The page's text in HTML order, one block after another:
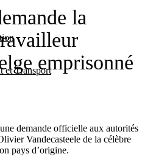
et Transport
la
emprisonné
demande officielle aux autorités
Vandecasteele de la célèbre
pays d’origine.